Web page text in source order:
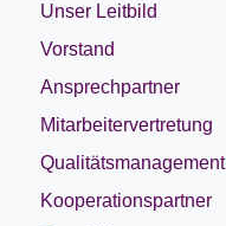
Unser Leitbild
Vorstand
Ansprechpartner
Mitarbeitervertretung
Qualitätsmanagement
Kooperationspartner